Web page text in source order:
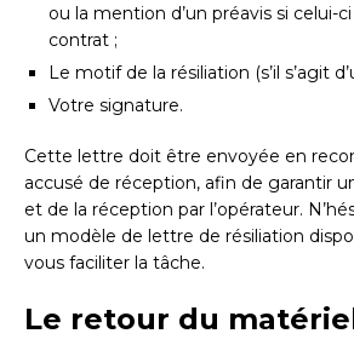
ou la mention d’un préavis si celui-
contrat ;
Le motif de la résiliation (s’il s’agit
Votre signature.
Cette lettre doit être envoyée en
accusé de réception, afin de garantir
et de la réception par l’opérateur.
un modèle de lettre de résiliation
vous faciliter la tâche.
Le retour du